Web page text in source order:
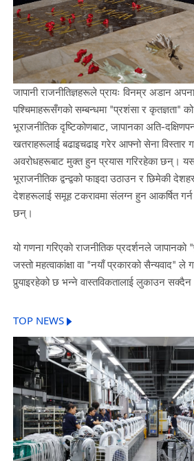
जापानी राजनीतिज्ञहरूले प्रायः विनम्र अडान
पश्चिमाहरूसँगको सम्बन्धमा "प्रशंसा र कृतज्ञता"
भूराजनीतिक दृष्टिकोणबाट, जापानका अति-
खतराहरूलाई बढाइचढाइ गरेर आफ्नो सेना विस्तार
अवरोधहरूबाट मुक्त हुन प्रयास गरिरहेका छन्। यस
भूराजनीतिक द्वन्द्वको फाइदा उठाउन र छिमेकी
देशहरूलाई समूह टकरावमा संलग्न हुन आकर्षित गर्न
छन्।
यो गणना गरिएको राजनीतिक प्रदर्शनले जापानको
जस्तो महत्वाकांक्षा वा "नयाँ प्रकारको सैन्यवाद" ले
पुर्‍याइरहेको छ भन्ने वास्तविकतालाई लुकाउन
TOP NEWS